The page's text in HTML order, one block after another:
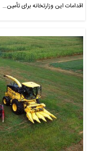
اقدامات این وزارتخانه برای تأمین…